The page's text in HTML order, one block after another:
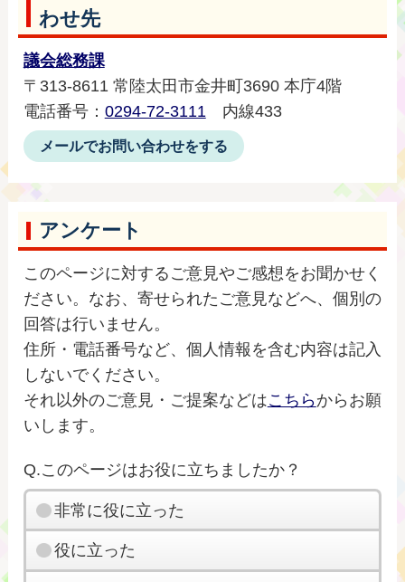
わせ先
議会総務課
〒313-8611 常陸太田市金井町3690 本庁4階
電話番号： 0294-72-3111内線433
メールでお問い合わせをする
アンケート
このページに対するご意見やご感想をお聞かせく
ださい。なお、寄せられたご意見などへ、個別の
回答は行いません。
住所・電話番号など、個人情報を含む内容は記入
しないでください。
それ以外のご意見・ご提案などはこちらからお願
いします。
Q.このページはお役に立ちましたか？
非常に役に立った
役に立った